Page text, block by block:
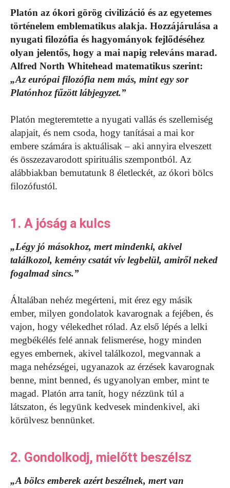
Platón az ókori görög civilizáció és az egyetemes
történelem emblematikus alakja. Hozzájárulása a
nyugati filozófia és hagyományok fejlődéséhez
olyan jelentős, hogy a mai napig releváns marad.
Alfred North Whitehead matematikus szerint:
„Az európai filozófia nem más, mint egy sor
Platónhoz fűzött lábjegyzet.”
Platón megteremtette a nyugati vallás és szellemiség
alapjait, és nem csoda, hogy tanításai a mai kor
embere számára is aktuálisak – aki annyira elveszett
és összezavarodott spirituális szempontból. Az
alábbiakban bemutatunk 8 életleckét, az ókori bölcs
filozófustól.
1. A jóság a kulcs
„Légy jó másokhoz, mert mindenki, akivel
találkozol, kemény csatát vív legbelül, amiről neked
fogalmad sincs.”
Általában nehéz megérteni, mit érez egy másik
ember, milyen gondolatok kavarognak a fejében, és
vajon, hogy vélekedhet rólad. Az első lépés a lelki
megbékélés felé annak felismerése, hogy minden
egyes embernek, akivel találkozol, megvannak a
maga nehézségei, ugyanazok az érzések kavarognak
benne, mint benned, és ugyanolyan ember, mint te
magad. Platón arra tanít, hogy nézzünk túl a
látszaton, és legyünk kedvesek mindenkivel, aki
körülvesz bennünket.
2. Gondolkodj, mielőtt beszélsz
„A bölcs emberek azért beszélnek, mert van